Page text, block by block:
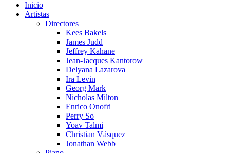
Inicio
Artistas
Directores
Kees Bakels
James Judd
Jeffrey Kahane
Jean-Jacques Kantorow
Delyana Lazarova
Ira Levin
Georg Mark
Nicholas Milton
Enrico Onofri
Perry So
Yoav Talmi
Christian Vásquez
Jonathan Webb